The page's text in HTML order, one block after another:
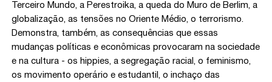
Terceiro Mundo, a Perestroika, a queda do Muro de Berlim, a
globalização, as tensões no Oriente Médio, o terrorismo.
Demonstra, também, as consequências que essas
mudanças políticas e econômicas provocaram na sociedade
e na cultura - os hippies, a segregação racial, o feminismo,
os movimento operário e estudantil, o inchaço das